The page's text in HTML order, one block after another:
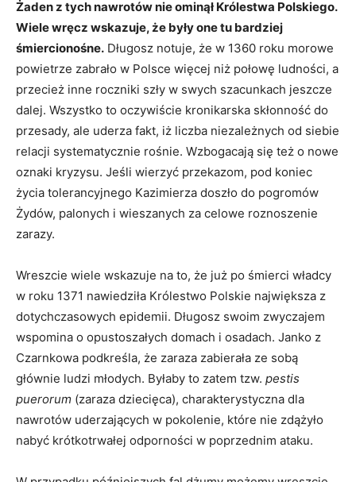
Żaden z tych nawrotów nie ominął Królestwa Polskiego.
Wiele wręcz wskazuje, że były one tu bardziej
śmiercionośne. Długosz notuje, że w 1360 roku morowe
powietrze zabrało w Polsce więcej niż połowę ludności, a
przecież inne roczniki szły w swych szacunkach jeszcze
dalej. Wszystko to oczywiście kronikarska skłonność do
przesady, ale uderza fakt, iż liczba niezależnych od siebie
relacji systematycznie rośnie. Wzbogacają się też o nowe
oznaki kryzysu. Jeśli wierzyć przekazom, pod koniec
życia tolerancyjnego Kazimierza doszło do pogromów
Żydów, palonych i wieszanych za celowe roznoszenie
zarazy.
Wreszcie wiele wskazuje na to, że już po śmierci władcy
w roku 1371 nawiedziła Królestwo Polskie największa z
dotychczasowych epidemii. Długosz swoim zwyczajem
wspomina o opustoszałych domach i osadach. Janko z
Czarnkowa podkreśla, że zaraza zabierała ze sobą
głównie ludzi młodych. Byłaby to zatem tzw. pestis
puerorum (zaraza dziecięca), charakterystyczna dla
nawrotów uderzających w pokolenie, które nie zdążyło
nabyć krótkotrwałej odporności w poprzednim ataku.